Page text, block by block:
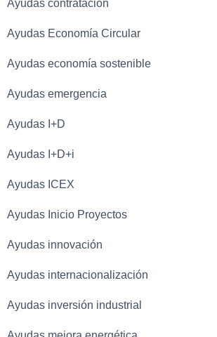
Ayudas contratación
Ayudas Economía Circular
Ayudas economía sostenible
Ayudas emergencia
Ayudas I+D
Ayudas I+D+i
Ayudas ICEX
Ayudas Inicio Proyectos
Ayudas innovación
Ayudas internacionalización
Ayudas inversión industrial